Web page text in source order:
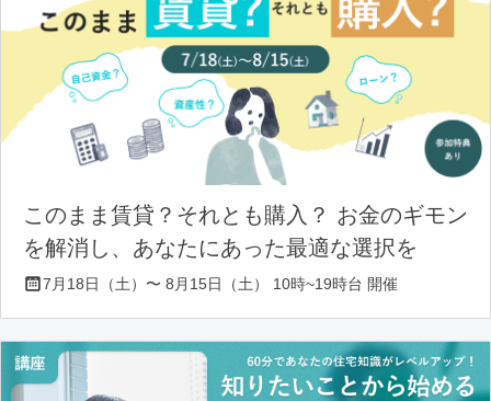
このまま賃貸？それとも購入？ お金のギモン
を解消し、あなたにあった最適な選択を
7月18日（土）〜 8月15日（土） 10時~19時台 開催